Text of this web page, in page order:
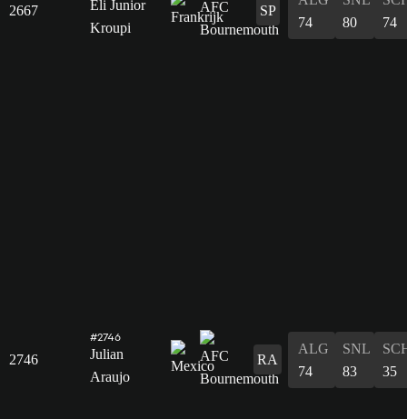
2667
Eli Junior
Kroupi
SP
74
80
74
2746
#2746
Julian
Araujo
RA
ALG
74
SNL
83
35